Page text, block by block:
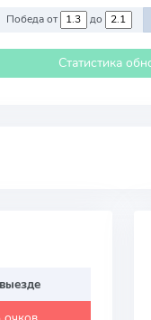
Победа от до
Статистика